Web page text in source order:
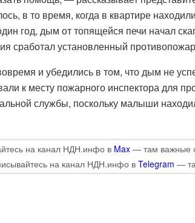
в то время, когда в квартире
год, дым от топящейся печи начал
сработал установленный
и убедились в том, что дым не
к месту пожарного инспектора для
службы, поскольку малыши
на канал НДН.инфо в Max — там важные
на канал НДН.инфо вTelegram —